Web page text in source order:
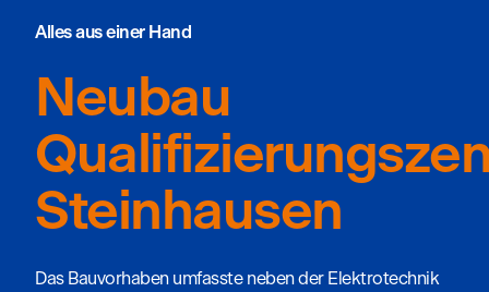
Alles aus einer Hand
Neubau
Steinhausen
Das Bauvorhaben umfasste neben der Elektrotechnik